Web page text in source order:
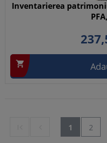
Inventarierea
237,

1 2